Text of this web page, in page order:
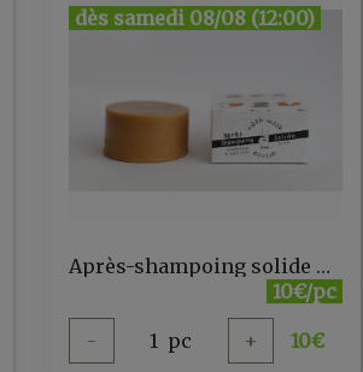
dès samedi 08/08 (12:00)
Après-shampoing solide démêlant WWC
10€/pc
- 1 pc + 10€